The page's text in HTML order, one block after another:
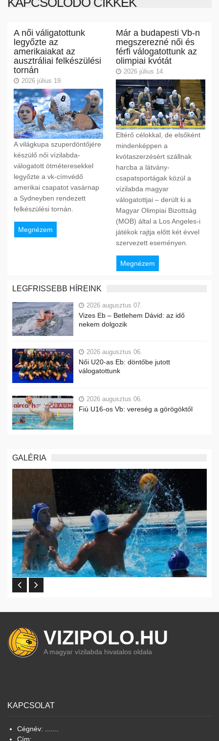
A női váligatottunk
legyőzte az
amerikaiakat az
ausztráliai felkészülési
tornán
2026 július 19.
A világkupa szuperdöntőjére
készülő női vízilabda-
válogatott ötméteresekkel
legyőzte a vk-címvédő
amerikai csapatot vasárnap
a Sydneyben rendezett
felkészülési tornán.
Megnézem
Már a budapesti Vb-n
megszerezné női és
férfi válogatottunk az
olimpiai kvótát
2026 július 14.
Eltérő célokkal, de elsőként
mindenképpen a
kvótaszerzésért szállnak
harcba a látvány-
csapatsportágak közül a
vízilabda magyar
válogatottjai – derült ki a
Magyar Olimpiai Bizottság
(MOB) által a Los Angeles-i
játékok rajtja előtt két évvel
szervezett eseményen.
Megnézem
LEGFRISSEBB HÍREINK
2026 augusztus 07.
Vizes Eb – Betlehem Dávid: az idő
nekem dolgozik
2026 augusztus 06.
Női U20-as Eb: döntőbe jutott
válogatottunk
2026 augusztus 06.
Fiú U16-os Vb: vereség a görögöktől
GALÉRIA
VIZIPOLO.HU
A magyar vízilabda hivatalos oldala
KAPCSOLAT
Cégnév: .......
Cím: ...........